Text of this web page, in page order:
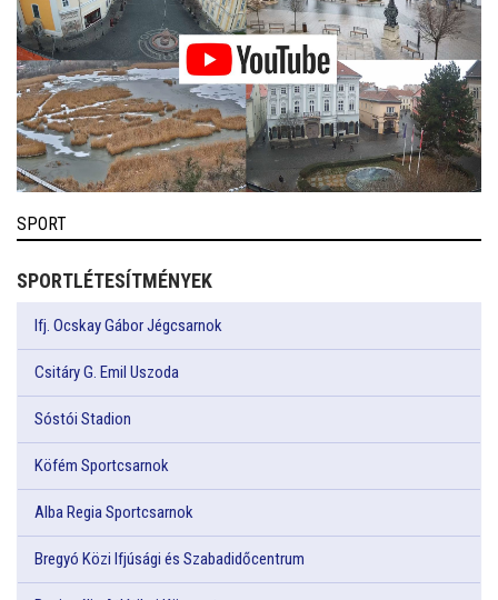
SPORT
SPORTLÉTESÍTMÉNYEK
Ifj. Ocskay Gábor Jégcsarnok
Csitáry G. Emil Uszoda
Sóstói Stadion
Köfém Sportcsarnok
Alba Regia Sportcsarnok
Bregyó Közi Ifjúsági és Szabadidőcentrum